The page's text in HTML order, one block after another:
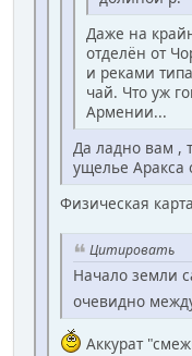
Даже на
отделён от
и реками
чай. Что уж
Армении...
Да ладно вам ,
ущелье Аракса
Физическая
Цитировать
Начало земли
очевидно
Аккурат